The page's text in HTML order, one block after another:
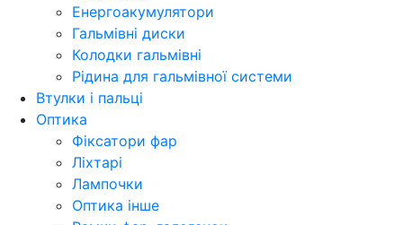
Енергоакумулятори
Гальмівні диски
Колодки гальмівні
Рідина для гальмівної системи
Втулки і пальці
Оптика
Фіксатори фар
Ліхтарі
Лампочки
Оптика інше